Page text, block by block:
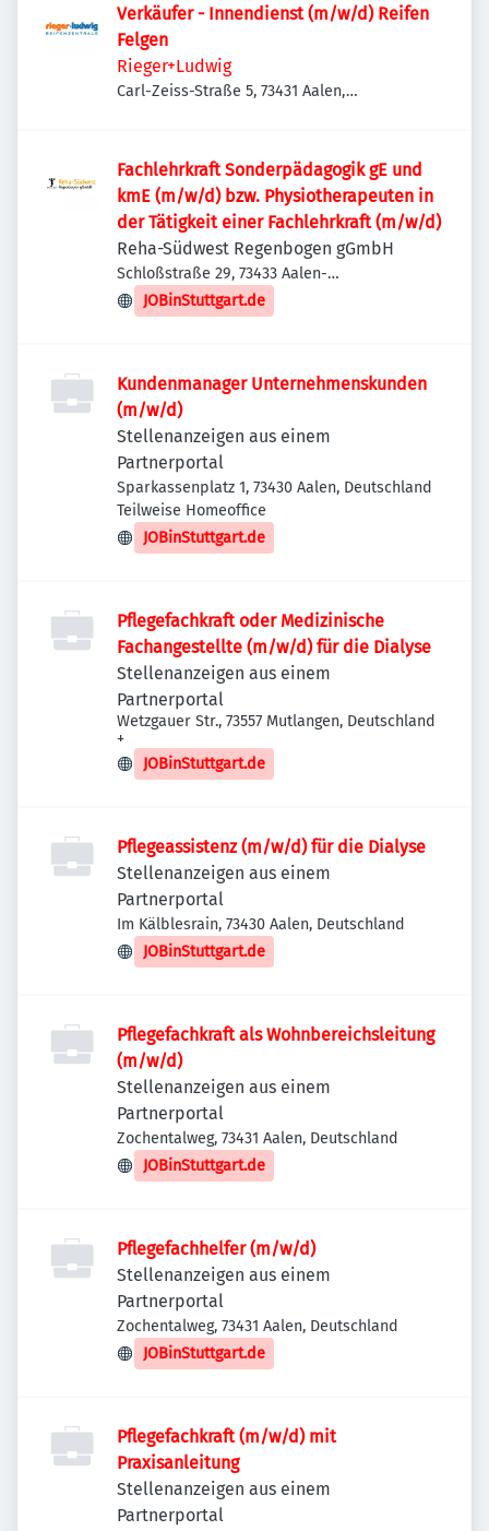
Verkäufer - Innendienst (m/w/d) Reifen
Felgen
Rieger+Ludwig
Carl-Zeiss-Straße 5, 73431 Aalen,
Fachlehrkraft Sonderpädagogik gE und
kmE (m/w/d) bzw. Physiotherapeuten in
der Tätigkeit einer Fachlehrkraft (m/w/d)
Reha-Südwest Regenbogen gGmbH
Schloßstraße 29, 73433 Aalen-
Wasseralfingen, Deutschland
JOBinStuttgart.de
Kundenmanager Unternehmenskunden
(m/w/d)
Stellenanzeigen aus einem
Partnerportal
Sparkassenplatz 1, 73430 Aalen, Deutschland
Teilweise Homeoffice
JOBinStuttgart.de
Pflegefachkraft oder Medizinische
Fachangestellte (m/w/d) für die Dialyse
Stellenanzeigen aus einem
Partnerportal
Wetzgauer Str., 73557 Mutlangen, Deutschland
+
JOBinStuttgart.de
Pflegeassistenz (m/w/d) für die Dialyse
Stellenanzeigen aus einem
Partnerportal
Im Kälblesrain, 73430 Aalen, Deutschland
JOBinStuttgart.de
Pflegefachkraft als Wohnbereichsleitung
(m/w/d)
Stellenanzeigen aus einem
Partnerportal
Zochentalweg, 73431 Aalen, Deutschland
JOBinStuttgart.de
Pflegefachhelfer (m/w/d)
Stellenanzeigen aus einem
Partnerportal
Zochentalweg, 73431 Aalen, Deutschland
JOBinStuttgart.de
Pflegefachkraft (m/w/d) mit
Praxisanleitung
Stellenanzeigen aus einem
Partnerportal